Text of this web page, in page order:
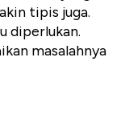
tipis juga.
diperlukan.
masalahnya